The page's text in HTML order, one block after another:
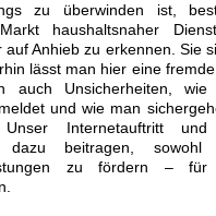
zu überwinden ist,
haushaltsnaher
Anhieb zu erkennen. Sie
lässt man hier eine
auch Unsicherheiten,
und wie man
Internetauftritt und
dazu beitragen,
zu fördern –